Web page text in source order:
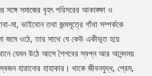
সঙ্গে সমাজের বৃহৎ পরিসরের আকাঙ্ক্ষা ও
মা, ভাইবোন তথা জন্মসূত্রে গাঁথা সম্পর্ককে
জমে ওঠে, তার সাথে যে কেউ একীভূত হয়ে
যেমন উঠে আসে শৈশবের স্বপ্ন আর আনন্দময়
হারানোর হাহাকার। থাকে জীবনযুদ্ধ, প্রেম,